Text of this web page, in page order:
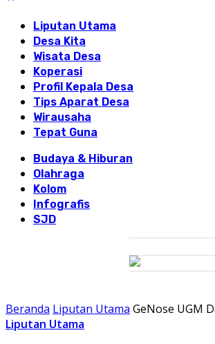
Liputan Utama
Desa Kita
Wisata Desa
Koperasi
Profil Kepala Desa
Tips Aparat Desa
Wirausaha
Tepat Guna
Budaya & Hiburan
Olahraga
Kolom
Infografis
SJD
Beranda Liputan Utama GeNose UGM
Liputan Utama